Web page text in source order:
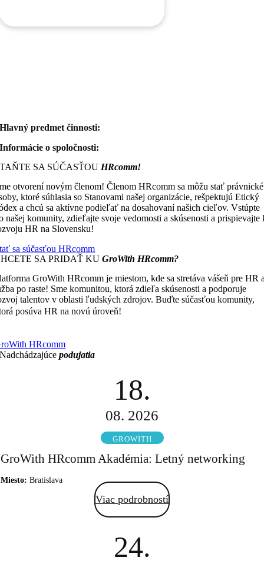
Hlavný predmet činnosti:
Informácie o spoločnosti:
SA SÚČASŤOU HRcomm!
otvorení novým členom! Členom HRcomm sa môžu stať právnické
ktoré súhlasia so Stanovami našej organizácie, rešpektujú Etický
a chcú sa aktívne podieľať na dosahovaní našich cieľov. Vstúpte
našej komunity, zdieľajte svoje vedomosti a skúsenosti a prispievajte
HR na Slovensku!
sa súčasťou HRcomm
SA PRIDAŤ KUGroWith HRcomm?
GroWith HRcomm je miestom, kde sa stretáva vášeň pre HR
po raste! Sme komunitou, ktorá zdieľa skúsenosti a podporuje
talentov v oblasti ľudských zdrojov. Buďte súčasťou komunity,
posúva HR na novú úroveň!
HRcomm
Nadchádzajúcepodujatia
18.
08. 2026
GROWITH
GroWith HRcomm Akadémia: Letný networking
Miesto: Bratislava
Viac podrobností
24.